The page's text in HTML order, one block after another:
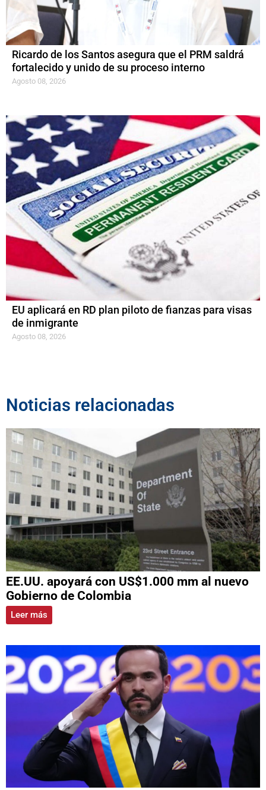
Ricardo de los Santos asegura que el PRM saldrá
fortalecido y unido de su proceso interno
Agosto 08, 2026
EU aplicará en RD plan piloto de fianzas para visas
de inmigrante
Agosto 08, 2026
Noticias relacionadas
EE.UU. apoyará con US$1.000 mm al nuevo
Gobierno de Colombia
Leer más